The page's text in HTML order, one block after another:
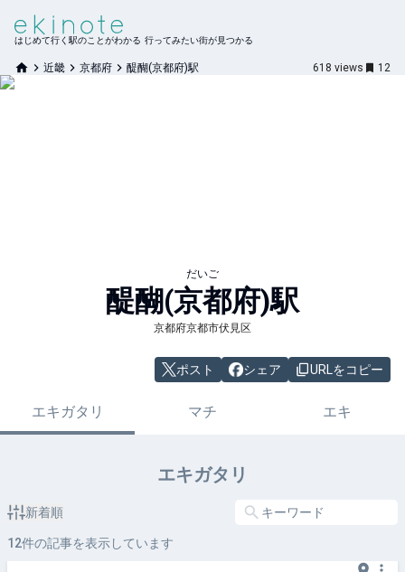
はじめて行く駅のことがわかる 行ってみたい街が見つかる
近畿 京都府 醍醐(京都府)駅 618 views 12
だいご
醍醐(京都府)駅
京都府京都市伏見区
ポスト シェア URLをコピー
エキガタリ マチ エキ
エキガタリ
新着順
12件の記事を表示しています